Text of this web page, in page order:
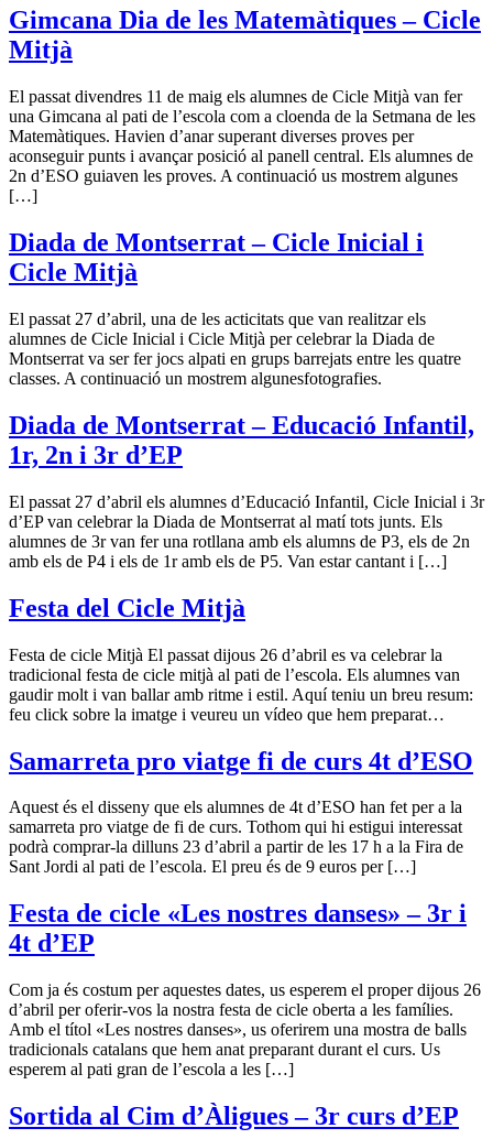
Gimcana Dia de les Matemàtiques – Cicle
Mitjà
El passat divendres 11 de maig els alumnes de Cicle Mitjà van fer
una Gimcana al pati de l’escola com a cloenda de la Setmana de les
Matemàtiques. Havien d’anar superant diverses proves per
aconseguir punts i avançar posició al panell central. Els alumnes de
2n d’ESO guiaven les proves. A continuació us mostrem algunes
[…]
Diada de Montserrat – Cicle Inicial i
Cicle Mitjà
El passat 27 d’abril, una de les acticitats que van realitzar els
alumnes de Cicle Inicial i Cicle Mitjà per celebrar la Diada de
Montserrat va ser fer jocs alpati en grups barrejats entre les quatre
classes. A continuació un mostrem algunesfotografies.
Diada de Montserrat – Educació Infantil,
1r, 2n i 3r d’EP
El passat 27 d’abril els alumnes d’Educació Infantil, Cicle Inicial i 3r
d’EP van celebrar la Diada de Montserrat al matí tots junts. Els
alumnes de 3r van fer una rotllana amb els alumns de P3, els de 2n
amb els de P4 i els de 1r amb els de P5. Van estar cantant i […]
Festa del Cicle Mitjà
Festa de cicle Mitjà El passat dijous 26 d’abril es va celebrar la
tradicional festa de cicle mitjà al pati de l’escola. Els alumnes van
gaudir molt i van ballar amb ritme i estil. Aquí teniu un breu resum:
feu click sobre la imatge i veureu un vídeo que hem preparat…
Samarreta pro viatge fi de curs 4t d’ESO
Aquest és el disseny que els alumnes de 4t d’ESO han fet per a la
samarreta pro viatge de fi de curs. Tothom qui hi estigui interessat
podrà comprar-la dilluns 23 d’abril a partir de les 17 h a la Fira de
Sant Jordi al pati de l’escola. El preu és de 9 euros per […]
Festa de cicle «Les nostres danses» – 3r i
4t d’EP
Com ja és costum per aquestes dates, us esperem el proper dijous 26
d’abril per oferir-vos la nostra festa de cicle oberta a les famílies.
Amb el títol «Les nostres danses», us oferirem una mostra de balls
tradicionals catalans que hem anat preparant durant el curs. Us
esperem al pati gran de l’escola a les […]
Sortida al Cim d’Àligues – 3r curs d’EP